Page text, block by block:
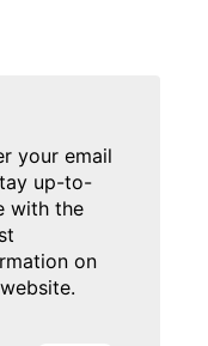
your email
up-to-
with the
on